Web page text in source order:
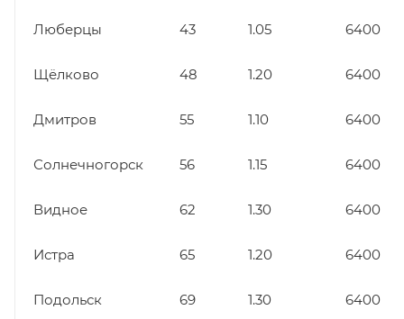
Люберцы 43 1.05 6400
Щёлково 48 1.20 6400
Дмитров 55 1.10 6400
Солнечногорск 56 1.15 6400
Видное 62 1.30 6400
Истра 65 1.20 6400
Подольск 69 1.30 6400